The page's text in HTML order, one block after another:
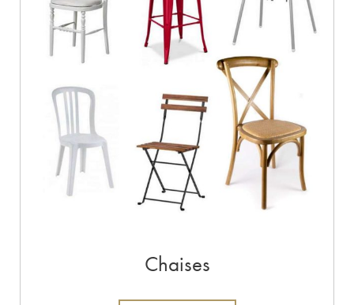
Chaises